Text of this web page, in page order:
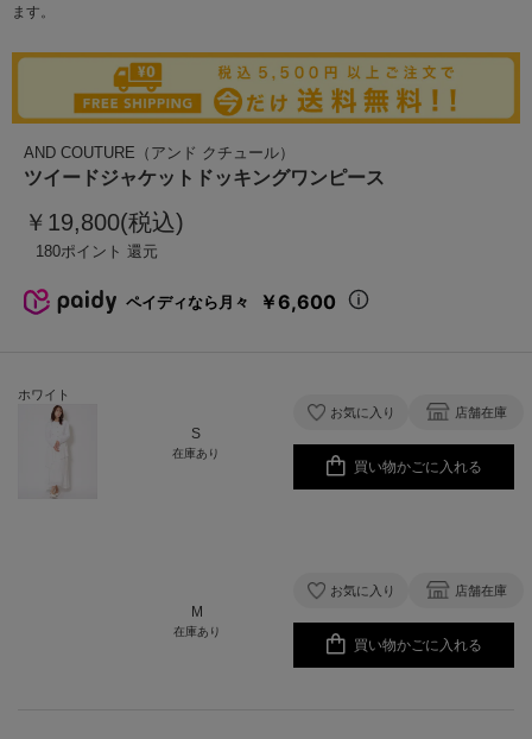
ます。
AND COUTURE（アンド クチュール）
ツイードジャケットドッキングワンピース
￥19,800(税込)
180
ホワイト
S
在庫あり
お気に入り 店舗在庫
買い物かごに入れる
M
在庫あり
お気に入り 店舗在庫
買い物かごに入れる
ペイディなら月々 ￥6,600